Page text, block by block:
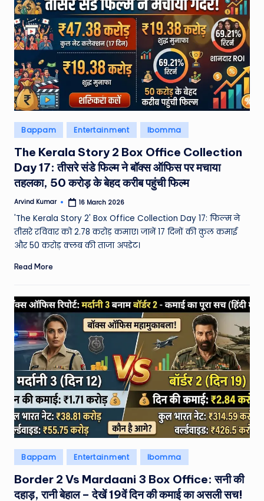
Posted
in
Bappam Entertainment Ibomma
The Kerala Story 2 Box Office Collection
Day 17: तीसरे संडे फिल्म ने बॉक्स ऑफिस पर मचाया
तहलका, 50 करोड़ के बेहद करीब पहुंची फिल्म
Posted
Arvind Kumar 16 March 2026
'The Kerala Story 2' Box Office Collection Day 17: फिल्म ने
तीसरे रविवार को 2.78 करोड़ कमाए। जानें 17 दिनों की कुल कमाई
और 50 करोड़ क्लब की ताजा अपडेट।
Read More
Posted
in
Bappam Entertainment Ibomma
Border 2 Vs Mardaani 3 Box Office: सनी की
दहाड़, रानी बेहाल – देखें 19वें दिन की कमाई का असली सच!